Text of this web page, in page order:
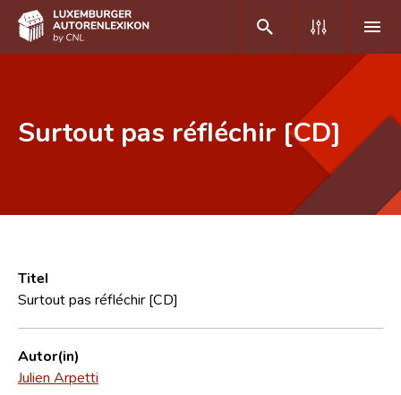
Häufige Fragen und Antworten
CNL
Forschungsgruppe
Kontakt
Surtout pas réfléchir [CD]
Titel
Surtout pas réfléchir [CD]
Autor(in)
Julien Arpetti